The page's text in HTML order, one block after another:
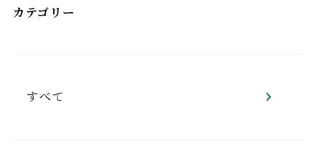
カテゴリー
すべて